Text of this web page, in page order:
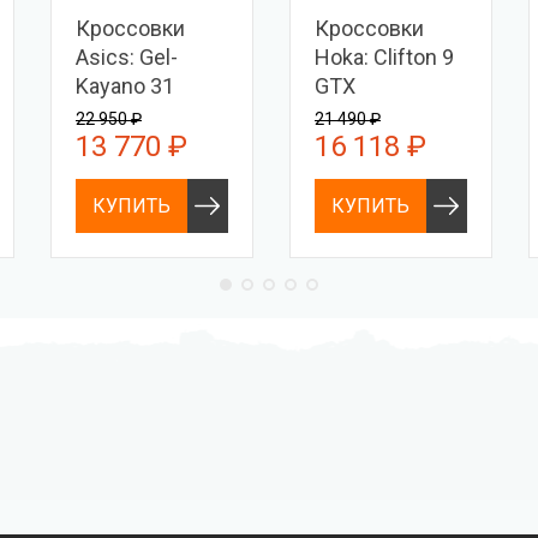
Кроссовки
Asics: Gel-
Kayano 31
22 950 ₽
13 770 ₽
КУПИТЬ
Кроссовки
Hoka: Clifton 9
GTX
21 490 ₽
16 118 ₽
КУПИТЬ